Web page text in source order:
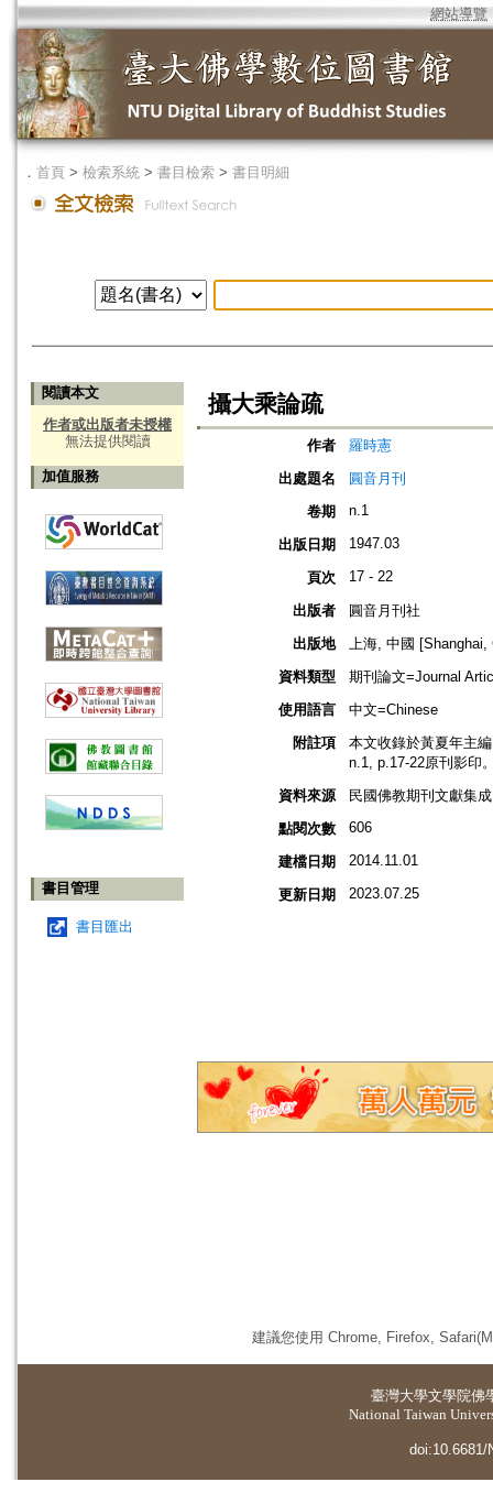
網站導覽
． 首頁 > 檢索系統 > 書目檢索 > 書目明細
閱讀本文
作者或出版者未授權
無法提供閱讀
加值服務
書目管理
書目匯出
攝大乘論疏
作者
羅時憲
出處題名
圓音月刊
卷期
n.1
出版日期 1947.03
頁次 17 - 22
出版者
圓音月刊社
出版地
上海, 中國 [Shanghai,
資料類型
期刊論文=Journal
使用語言
中文=Chinese
附註項
本文收錄於黃夏年主
n.1, p.17-22原刊影印
資料來源
民國佛教期刊文獻集
點閱次數
606
建檔日期 2014.11.01
更新日期 2023.07.25
建議您使用 Chrome, Firefox,
臺灣大學文學院佛
National Taiwan
doi:10.6681/